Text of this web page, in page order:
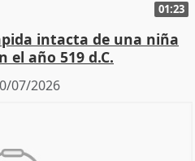
01:23
intacta de una niña
el año 519 d.C.
07/2026